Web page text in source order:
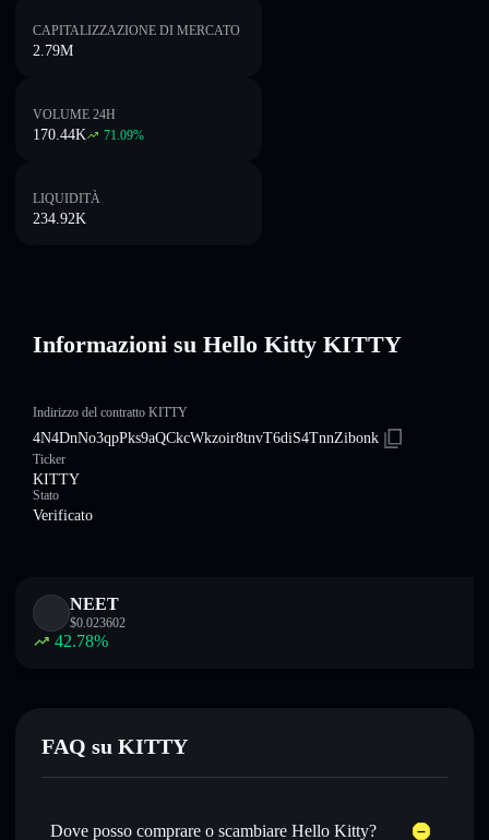
CAPITALIZZAZIONE DI MERCATO
2.79M
VOLUME 24H
170.44K 71.09%
LIQUIDITÀ
234.92K
Informazioni su Hello Kitty KITTY
Indirizzo del contratto KITTY
4N4DnNo3qpPks9aQCkcWkzoir8tnvT6diS4TnnZibonk
Ticker
KITTY
Stato
Verificato
NEET
$0.023602
42.78%
FAQ su KITTY
Dove posso comprare o scambiare Hello Kitty?